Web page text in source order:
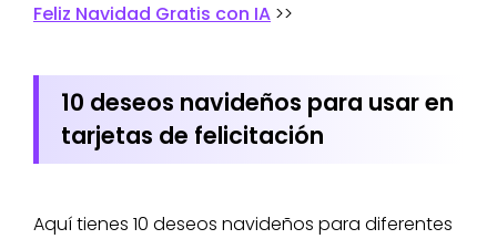
Feliz Navidad Gratis con IA >>
10 deseos navideños para usar en
tarjetas de felicitación
Aquí tienes 10 deseos navideños para diferentes